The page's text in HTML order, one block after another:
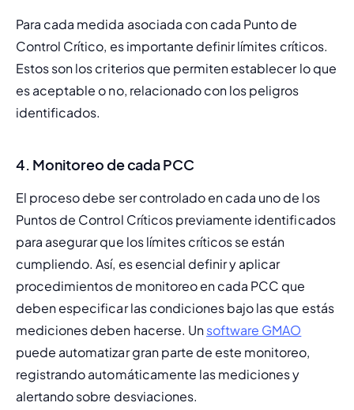
Para cada medida asociada con cada Punto de
Control Crítico, es importante definir límites críticos.
Estos son los criterios que permiten establecer lo que
es aceptable o no, relacionado con los peligros
identificados.
4. Monitoreo de cada PCC
El proceso debe ser controlado en cada uno de los
Puntos de Control Críticos previamente identificados
para asegurar que los límites críticos se están
cumpliendo. Así, es esencial definir y aplicar
procedimientos de monitoreo en cada PCC que
deben especificar las condiciones bajo las que estás
mediciones deben hacerse. Un software GMAO
puede automatizar gran parte de este monitoreo,
registrando automáticamente las mediciones y
alertando sobre desviaciones.